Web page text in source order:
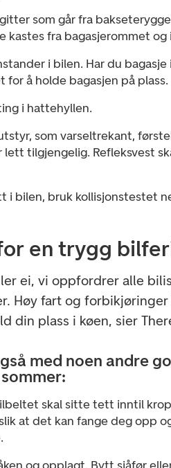
som går fra
kastes fra bagasjerommet og
i bilen. Har du
for å holde bagasjen på plass.
i hattehyllen.
som varseltrekant,
lett tilgjengelig. Refleksvest
i bilen, bruk kollisjonstestet
en trygg
ei, vi oppfordrer alle
Høy fart og
din plass i køen, sier
med noen andre
skal sitte tett inntil
at det kan fange deg opp